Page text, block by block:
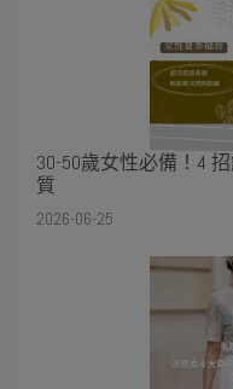
30-50歲女性必備！4
質
2026-06-25